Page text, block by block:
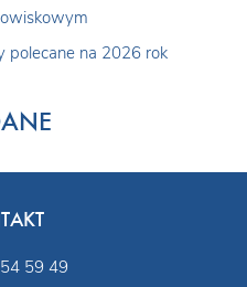
polecane na 2026 rok
59 49